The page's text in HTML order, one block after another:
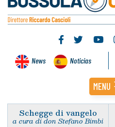
News Noticias
MENU
Schegge di vangelo
a cura di don Stefano Bimbi